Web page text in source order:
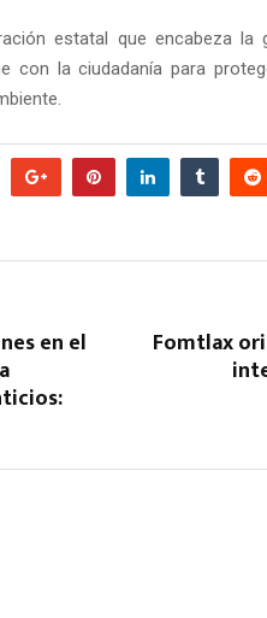
estatal que encabeza la
con la ciudadanía para
en el Fomtlax